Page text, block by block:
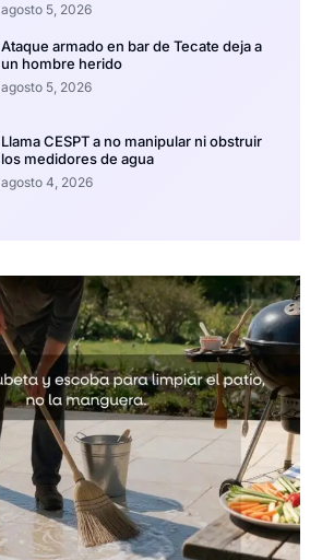
agosto 5, 2026
Ataque armado en bar de Tecate deja a
un hombre herido
agosto 5, 2026
Llama CESPT a no manipular ni obstruir
los medidores de agua
agosto 4, 2026